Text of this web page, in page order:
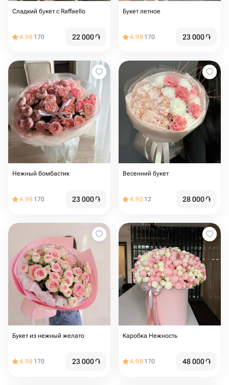
Сладкий букет с Raffaello
4.98 170 22 000֏
Букет летное
4.98 170 23 000֏
Нежный бомбастик
4.98 170 23 000֏
Весенний букет
4.92 12 28 000֏
Букет из нежный желато
4.98 170 23 000֏
Каробка Нежность
4.98 170 48 000֏